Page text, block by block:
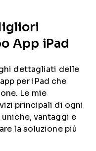
App iPad
dettagliati delle
per iPad che
Le mie
principali di ogni
vantaggi e
la soluzione più